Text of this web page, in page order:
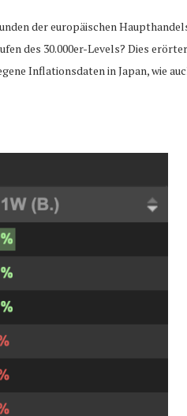
der europäischen
des 30.000er-Levels? Dies
Inflationsdaten in Japan, wie